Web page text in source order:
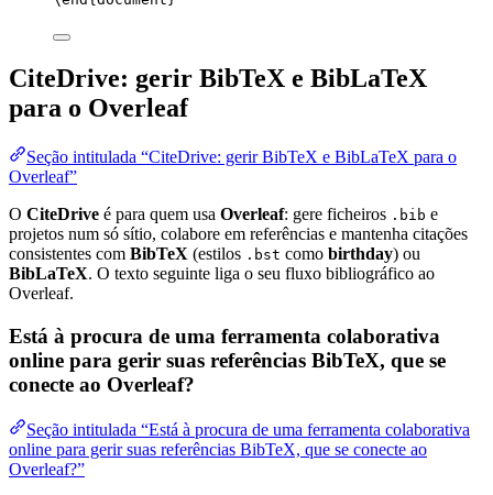
CiteDrive: gerir BibTeX e BibLaTeX
para o Overleaf
Seção intitulada “CiteDrive: gerir BibTeX e BibLaTeX para o
Overleaf”
O CiteDrive é para quem usa Overleaf: gere ficheiros .bib e
projetos num só sítio, colabore em referências e mantenha citações
consistentes com BibTeX (estilos .bst como birthday) ou
BibLaTeX. O texto seguinte liga o seu fluxo bibliográfico ao
Overleaf.
Está à procura de uma ferramenta colaborativa
online para gerir suas referências BibTeX, que se
conecte ao Overleaf?
Seção intitulada “Está à procura de uma ferramenta colaborativa
online para gerir suas referências BibTeX, que se conecte ao
Overleaf?”